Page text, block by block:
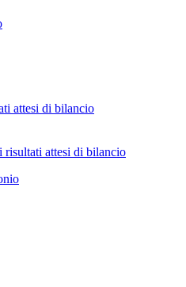
attesi di bilancio
risultati attesi di bilancio